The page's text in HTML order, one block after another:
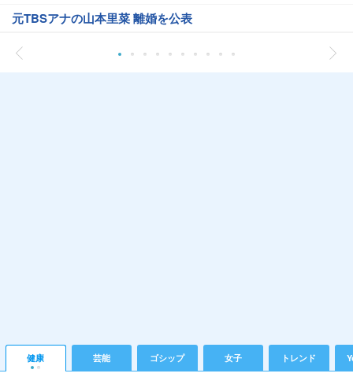
元TBSアナの山本里菜 離婚を公表
健康 芸能 ゴシップ 女子 トレンド